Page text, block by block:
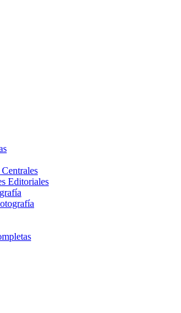
Editoriales